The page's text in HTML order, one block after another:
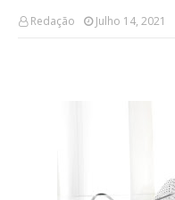
Redação Julho 14, 2021